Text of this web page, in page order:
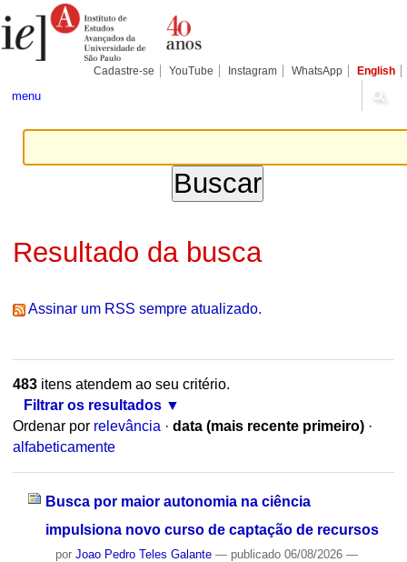
para
conteúdo.
Pessoais
Cadastre-se YouTube Instagram WhatsApp English
menu
Resultado da busca
Assinar um RSS sempre atualizado.
483itens atendem ao seu critério.
Filtrar os resultados
Ordenar por relevância · data (mais recente primeiro) ·
alfabeticamente
Busca por maior autonomia na ciência
impulsiona novo curso de captação de recursos
por Joao Pedro Teles Galante — publicado06/08/2026 —